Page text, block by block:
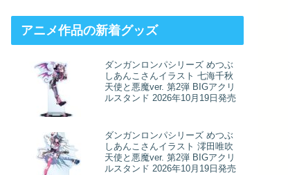
アニメ作品の新着グッズ
ダンガンロンパシリーズ めつぶ
しあんこさんイラスト 七海千秋
天使と悪魔ver. 第2弾 BIGアクリ
ルスタンド 2026年10月19日発売
ダンガンロンパシリーズ めつぶ
しあんこさんイラスト 澪田唯吹
天使と悪魔ver. 第2弾 BIGアクリ
ルスタンド 2026年10月19日発売